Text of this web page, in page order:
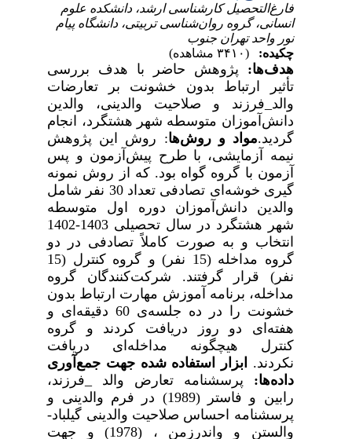
فارغ‌التحصیل کارشناسی ارشد، دانشکده علوم
انسانی، گروه روان‌شناسی تربیتی، دانشگاه پیام
نور واحد تهران جنوب
چکیده:
هدف‌ها: پژوهش حاضر هدف بررسی
تأثیر
ارتباط بدون خشونت بر
تعارضات
والد_فرزند صلاحیت والدینی،
والدین
دانش‌آموزان متوسطه شهر هشتگرد، انجام
گردید.مواد و روش‌ها:روش این پژوهش
نیمه آزمایشی، با طرح پیش‌آزمون و
پس
آزمون با گروه گواه بود.که از روش نمونه­‌
گیری خوشه‌­ای تصادفی تعداد 30 نفر شامل
والدین
دانش‌آموزان دوره اول
متوسطه
شهر
هشتگرد در سال تحصیلی 1403
-1402
انتخاب و به صورت کاملاً تصادفی در دو
گروه مداخله (15 نفر) و گروه کنترل (15
نفر) قرار گرفتند. شرکت‌کنندگان گروه
مداخله، برنامه آموزش مهارت ارتباط بدون
خشونت را در ده جلسه‌­ی 60 دقیقه‌­ای و
هفته‌­ای دو روز دریافت کردند و گروه
کنترل هیچگونه مداخله‌ای دریافت
نکردند.ابزار استفاده شده جهت جمع‌آوری
داده‌ها: پرسشنامه تعارض والد_
فرزند،
رابین و فاستر (1989) در فرم والدینی و
پرسشنامه احساس صلاحیت والدینی گیلباد-
والستن
واندرزمن ، (1978)
جهت